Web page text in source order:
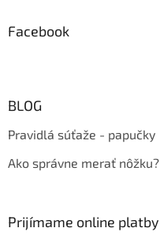
Facebook
BLOG
Pravidlá súťaže - papučky
Ako správne merať nôžku?
Prijímame online platby